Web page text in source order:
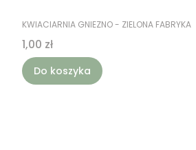
PRODUCENT
KWIACIARNIA GNIEZNO - ZIELONA FABRYKA
Cena
1,00 zł
Do koszyka